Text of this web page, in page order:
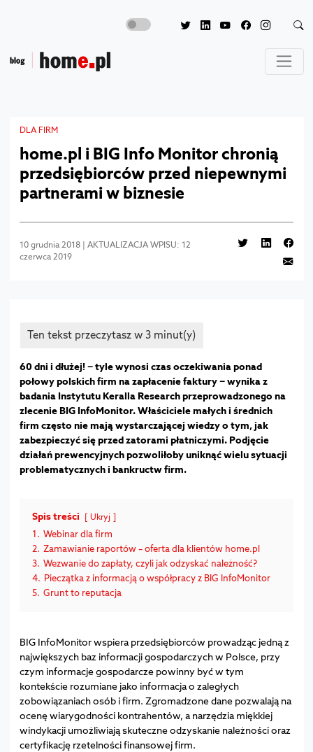
DLA FIRM
home.pl i BIG Info Monitor chronią
przedsiębiorców przed niepewnymi
partnerami w biznesie
10 grudnia 2018 | AKTUALIZACJA WPISU: 12
czerwca 2019
60 dni i dłużej! − tyle wynosi czas oczekiwania ponad
połowy polskich firm na zapłacenie faktury − wynika z
badania Instytutu Keralla Research przeprowadzonego na
zlecenie BIG InfoMonitor. Właściciele małych i średnich
firm często nie mają wystarczającej wiedzy o tym, jak
zabezpieczyć się przed zatorami płatniczymi. Podjęcie
działań prewencyjnych pozwoliłoby uniknąć wielu sytuacji
problematycznych i bankructw firm.
Spis treści Ukryj
1. Webinar dla firm
2. Zamawianie raportów – oferta dla klientów home.pl
3. Wezwanie do zapłaty, czyli jak odzyskać należność?
4. Pieczątka z informacją o współpracy z BIG InfoMonitor
5. Grunt to reputacja
BIG InfoMonitor wspiera przedsiębiorców prowadząc jedną z
największych baz informacji gospodarczych w Polsce, przy
czym informacje gospodarcze powinny być w tym
kontekście rozumiane jako informacja o zaległych
zobowiązaniach osób i firm. Zgromadzone dane pozwalają na
ocenę wiarygodności kontrahentów, a narzędzia miękkiej
windykacji umożliwiają skuteczne odzyskanie należności oraz
certyfikację rzetelności finansowej firm.